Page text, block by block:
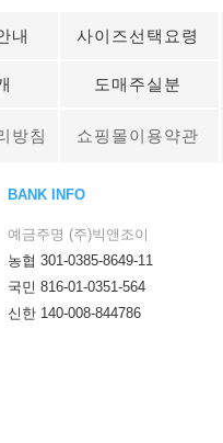
내 사이즈선택요령
도매주실분
방침 쇼핑몰이용약관
BANK INFO
예금주명 (주)빅앤조이
농협 301-0385-8649-11
국민 816-01-0351-564
신한 140-008-844786